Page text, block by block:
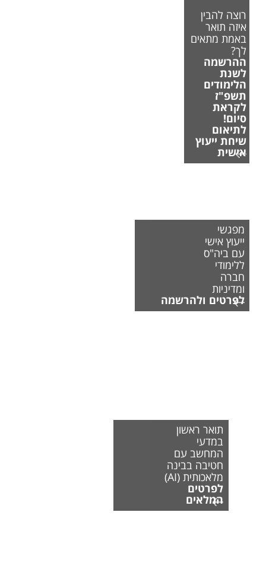
רוצה להבין
איזה תואר
באמת מתאים
לך?
ההרשמה
לשנת
הלימודים
תשפ"ז
לקראת
סיום!
לתיאום
שיחת ייעוץ
אישית
מפגשי
ייעוץ אישי
עם ביה"ס
ללימודי
חברה
ומדיניות
לפרטים ולהרשמה
תואר ראשון
במדעי
המחשב עם
חטיבה בבינה
מלאכותית (AI)
לפרטים
המלאים